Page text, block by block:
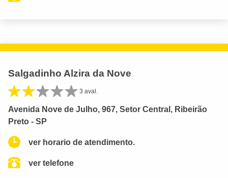
Salgadinho Alzira da Nove
3 aval.
Avenida Nove de Julho, 967, Setor Central, Ribeirão
Preto - SP
ver horario de atendimento.
ver telefone